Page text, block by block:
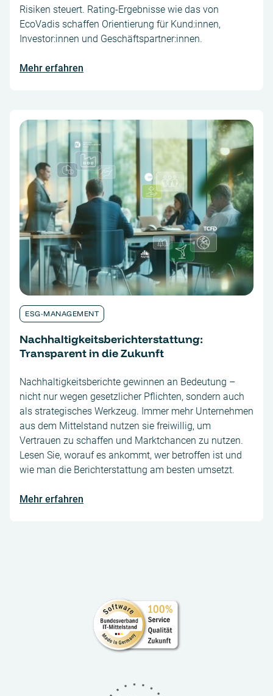
Risiken steuert. Rating-Ergebnisse wie das von
EcoVadis schaffen Orientierung für Kund:innen,
Investor:innen und Geschäftspartner:innen.
Mehr erfahren
ESG-MANAGEMENT
Nachhaltigkeitsberichterstattung:
Transparent in die Zukunft
Nachhaltigkeitsberichte gewinnen an Bedeutung –
nicht nur wegen gesetzlicher Pflichten, sondern auch
als strategisches Werkzeug. Immer mehr Unternehmen
aus dem Mittelstand nutzen sie freiwillig, um
Vertrauen zu schaffen und Marktchancen zu nutzen.
Lesen Sie, worauf es ankommt, wer betroffen ist und
wie man die Berichterstattung am besten umsetzt.
Mehr erfahren